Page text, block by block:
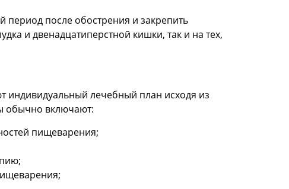
после обострения и закрепить
и двенадцатиперстной кишки, так и на тех,
индивидуальный лечебный план исходя из
обычно включают:
пищеварения;